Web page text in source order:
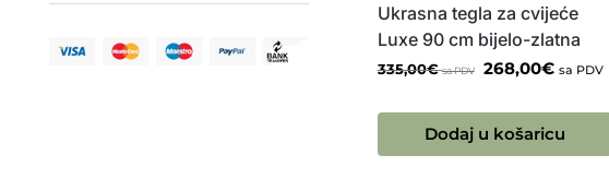
Ukrasna tegla za cvijeće
Luxe 90 cm bijelo-zlatna
335,00€ sa PDV 268,00€ sa PDV
Dodaj u košaricu